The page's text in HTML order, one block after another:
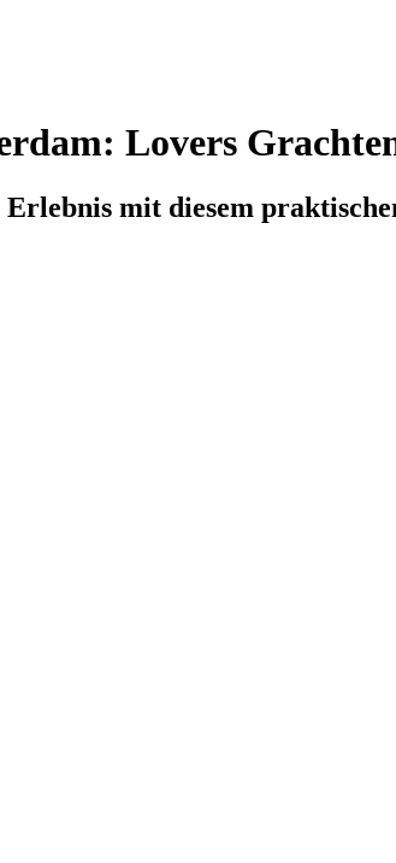
Lovers
mit diesem